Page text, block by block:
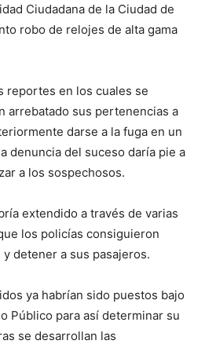
Ciudadana de la Ciudad de
robo de relojes de alta gama
reportes en los cuales se
arrebatado sus pertenencias a
darse a la fuga en un
denuncia del suceso daría pie a
a los sospechosos.
extendido a través de varias
los policías consiguieron
detener a sus pasajeros.
ya habrían sido puestos bajo
Público para así determinar su
se desarrollan las